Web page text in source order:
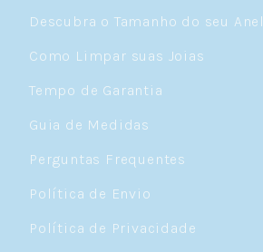
Descubra o Tamanho do seu Anel
Como Limpar suas Joias
Tempo de Garantia
Guia de Medidas
Perguntas Frequentes
Política de Envio
Política de Privacidade